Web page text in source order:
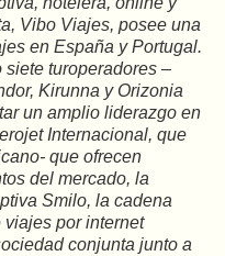
Vibo Viajes, posee una
en España y Portugal.
siete turoperadores –
Kirunna y Orizonia
un amplio liderazgo en
Internacional, que
que ofrecen
del mercado, la
Smilo, la cadena
por internet
conjunta junto a